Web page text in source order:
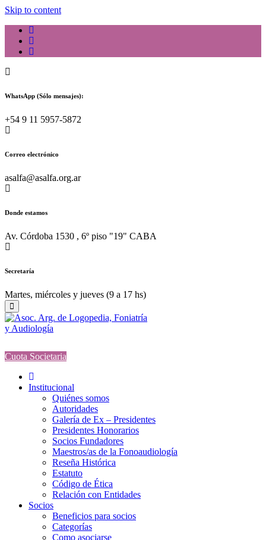
Skip to content
WhatsApp (Sólo mensajes):
+54 9 11 5957-5872
Correo electrónico
asalfa@asalfa.org.ar
Donde estamos
Av. Córdoba 1530 , 6º piso "19" CABA
Secretaría
Martes, miércoles y jueves (9 a 17 hs)
Cuota Societaria
Institucional
Quiénes somos
Autoridades
Galería de Ex – Presidentes
Presidentes Honorarios
Socios Fundadores
Maestros/as de la Fonoaudiología
Reseña Histórica
Estatuto
Código de Ética
Relación con Entidades
Socios
Beneficios para socios
Categorías
Como asociarse